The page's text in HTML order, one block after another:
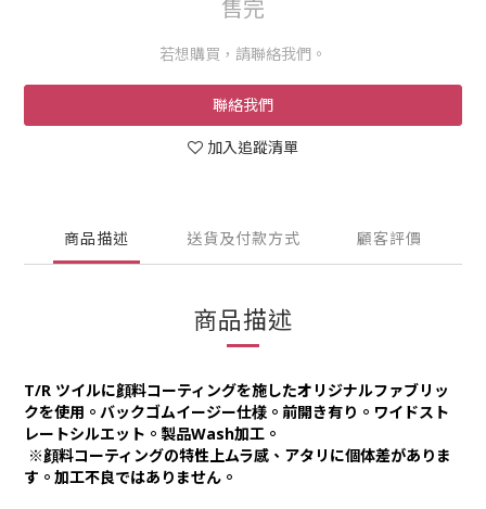
售完
若想購買，請聯絡我們。
聯絡我們
加入追蹤清單
商品描述 送貨及付款方式 顧客評價
商品描述
T/R ツイルに顔料コーティングを施したオリジナルファブリッ
クを使用。バックゴムイージー仕様。前開き有り。ワイドスト
レートシルエット。製品Wash加工。
※顔料コーティングの特性上ムラ感、アタリに個体差がありま
す。加工不良ではありません。